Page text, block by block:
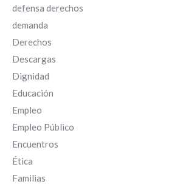
defensa derechos
demanda
Derechos
Descargas
Dignidad
Educación
Empleo
Empleo Público
Encuentros
Ética
Familias